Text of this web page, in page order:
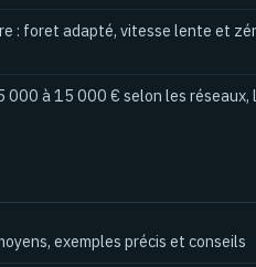
: foret adapté, vitesse lente et
000 à 15 000 € selon les réseaux,
exemples précis et conseils